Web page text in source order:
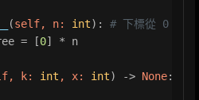
(self, n: int): # 下標從 0 開始
= [
0] * n
k: int , x: int) -> None: